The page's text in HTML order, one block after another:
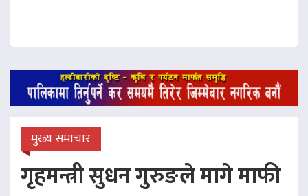
मुख्य समाचार
गृहमन्त्री सुधन गुरुङले मागे माफी